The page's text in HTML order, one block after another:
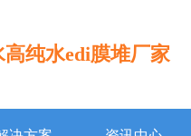
高纯水edi膜堆厂家